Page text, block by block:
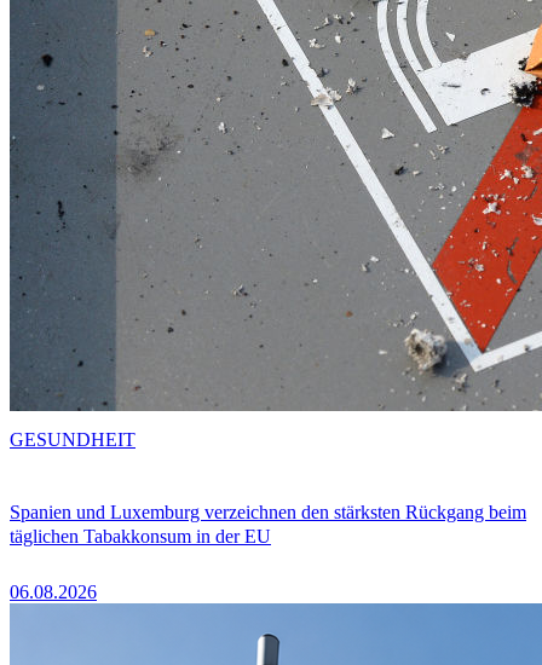
Spanien und Luxemburg verzeichnen den stärksten Rückgang beim
täglichen Tabakkonsum in der EU
06.08.2026
GESUNDHEIT